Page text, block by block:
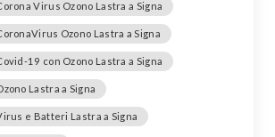
Virus Ozono Lastra a Signa
Ozono Lastra a Signa
19 con Ozono Lastra a Signa
Lastra a Signa
e Batteri Lastra a Signa